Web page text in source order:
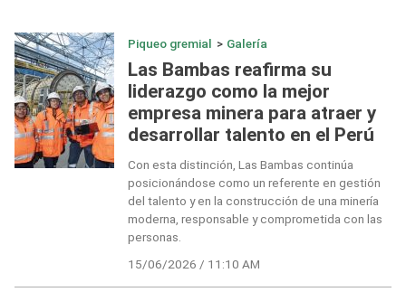
Piqueo gremial > Galería
Las Bambas reafirma su
liderazgo como la mejor
empresa minera para atraer y
desarrollar talento en el Perú
Con esta distinción, Las Bambas continúa
posicionándose como un referente en gestión
del talento y en la construcción de una minería
moderna, responsable y comprometida con las
personas.
15/06/2026 / 11:10 AM